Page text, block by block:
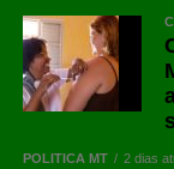
POLÍTICA MT 2 dias